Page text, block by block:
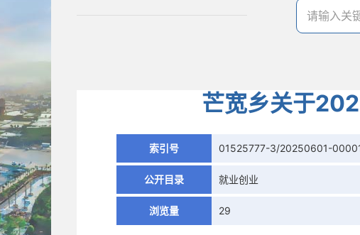
芒宽乡关于
索引号 01525777-3/20250601-
公开目录 就业创业
浏览量 29